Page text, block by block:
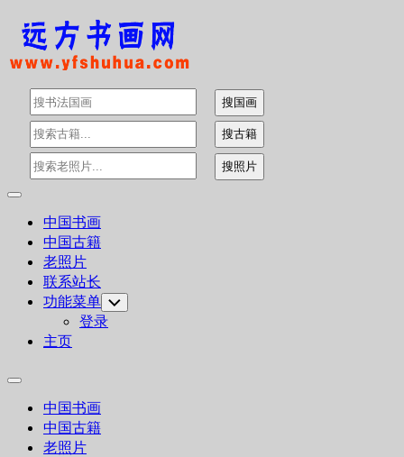
Skip
content
Expand
中国书画
中国古籍
老照片
联系站长
功能菜单 Toggle
Child
Menu
登录
主页
Expand
中国书画
中国古籍
老照片